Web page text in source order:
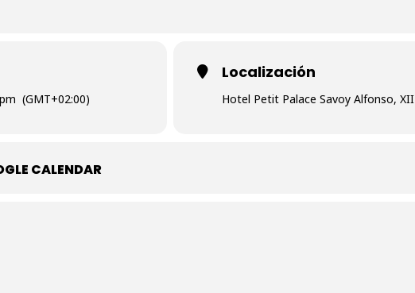
(GMT+02:00)
Localización
Hotel Petit Palace Savoy Alfonso, XII
CALENDAR